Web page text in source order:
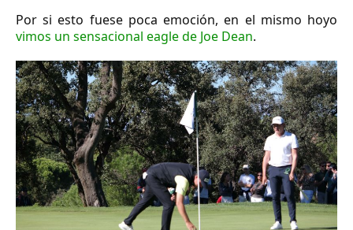
Por si esto fuese poca emoción, en el mismo hoyo
vimos un sensacional eagle de Joe Dean.